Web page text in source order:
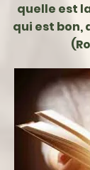
quelle est
qui est bon,